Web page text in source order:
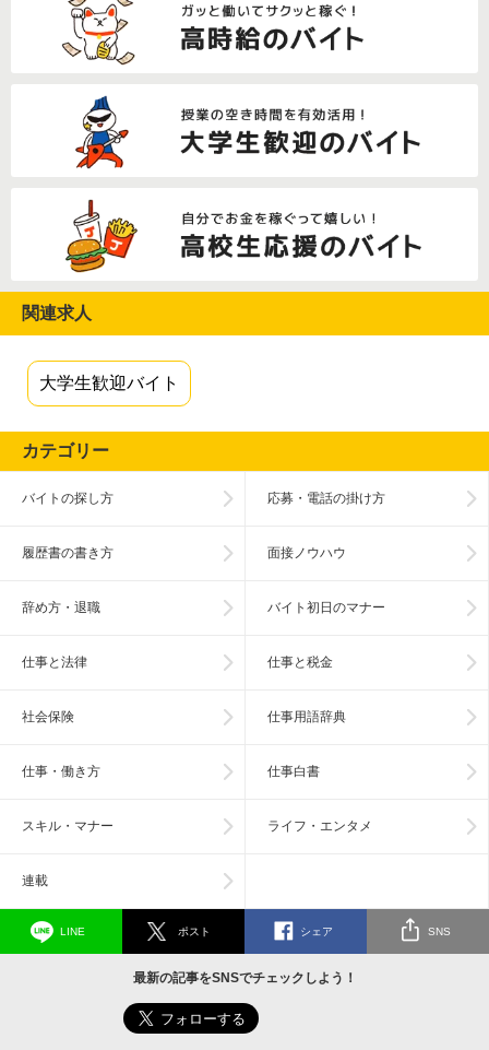
関連求人
大学生歓迎バイト
カテゴリー
バイトの探し方 応募・電話の掛け方
履歴書の書き方 面接ノウハウ
辞め方・退職 バイト初日のマナー
仕事と法律 仕事と税金
社会保険 仕事用語辞典
仕事・働き方 仕事白書
スキル・マナー ライフ・エンタメ
連載
LINE ポスト シェア SNS
最新の記事をSNSでチェックしよう！